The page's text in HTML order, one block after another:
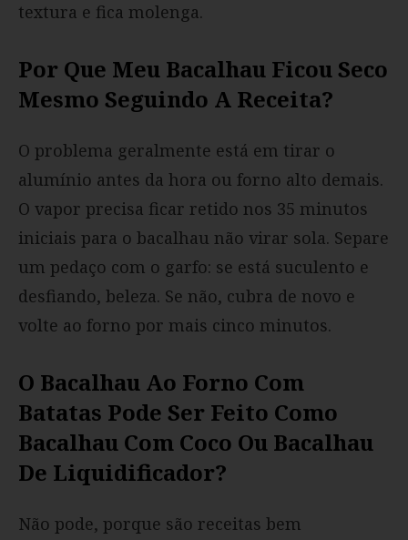
textura e fica molenga.
Por Que Meu Bacalhau Ficou Seco
Mesmo Seguindo A Receita?
O problema geralmente está em tirar o
alumínio antes da hora ou forno alto demais.
O vapor precisa ficar retido nos 35 minutos
iniciais para o bacalhau não virar sola. Separe
um pedaço com o garfo: se está suculento e
desfiando, beleza. Se não, cubra de novo e
volte ao forno por mais cinco minutos.
O Bacalhau Ao Forno Com
Batatas Pode Ser Feito Como
Bacalhau Com Coco Ou Bacalhau
De Liquidificador?
Não pode, porque são receitas bem